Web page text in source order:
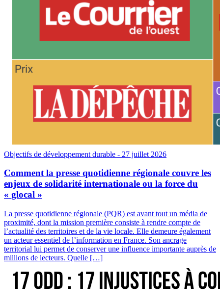
Objectifs de développement durable - 27 juillet 2026
Comment la presse quotidienne régionale couvre les
enjeux de solidarité internationale ou la force du
« glocal »
La presse quotidienne régionale (PQR) est avant tout un média de
proximité, dont la mission première consiste à rendre compte de
l’actualité des territoires et de la vie locale. Elle demeure également
un acteur essentiel de l’information en France. Son ancrage
territorial lui permet de conserver une influence importante auprès de
millions de lecteurs. Quelle […]